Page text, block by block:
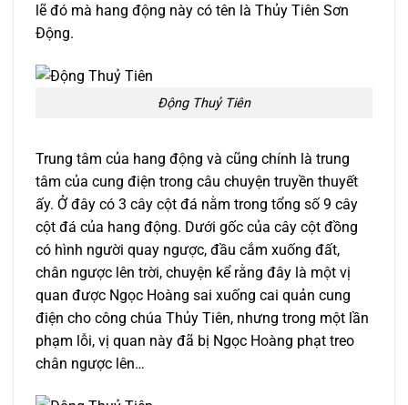
lẽ đó mà hang động này có tên là Thủy Tiên Sơn
Động.
Động Thuỷ Tiên
Trung tâm của hang động và cũng chính là trung
tâm của cung điện trong câu chuyện truyền thuyết
ấy. Ở đây có 3 cây cột đá nằm trong tổng số 9 cây
cột đá của hang động. Dưới gốc của cây cột đồng
có hình người quay ngược, đầu cắm xuống đất,
chân ngược lên trời, chuyện kể rằng đây là một vị
quan được Ngọc Hoàng sai xuống cai quản cung
điện cho công chúa Thủy Tiên, nhưng trong một lần
phạm lỗi, vị quan này đã bị Ngọc Hoàng phạt treo
chân ngược lên…